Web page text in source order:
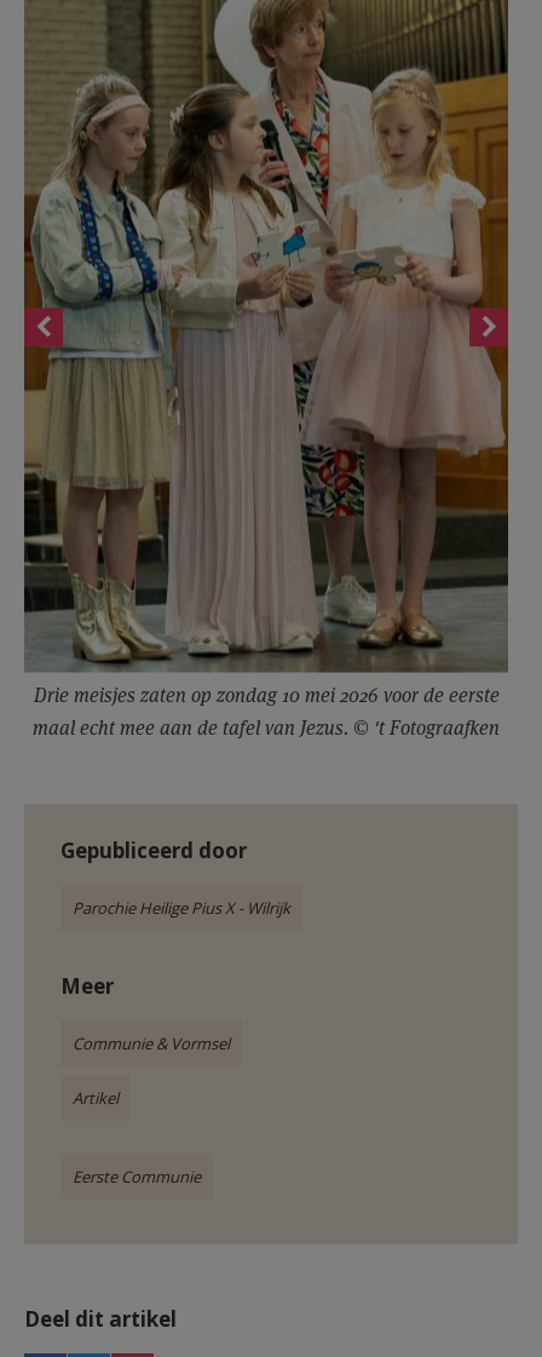
Drie meisjes zaten op zondag 10 mei 2026 voor de eerste
maal echt mee aan de tafel van Jezus. © 't Fotograafken
Gepubliceerd door
Parochie Heilige Pius X - Wilrijk
Meer
Communie & Vormsel
Artikel
Eerste Communie
Deel dit artikel